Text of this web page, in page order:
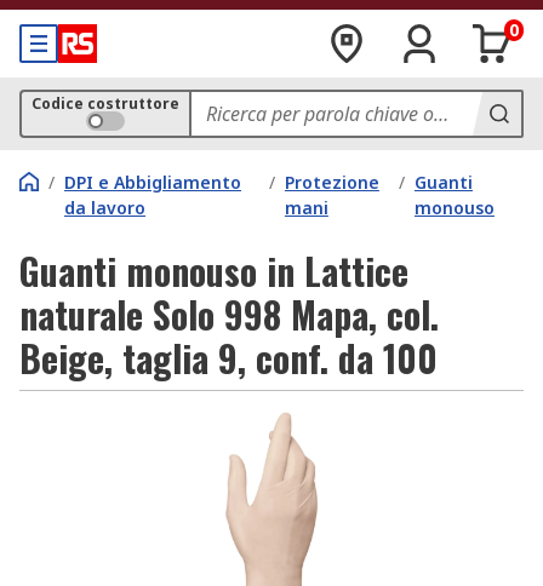
0
Codice costruttore
/ DPI e Abbigliamento
da lavoro
/ Protezione
mani
/ Guanti
monouso
Guanti monouso in Lattice
naturale Solo 998 Mapa, col.
Beige, taglia 9, conf. da 100